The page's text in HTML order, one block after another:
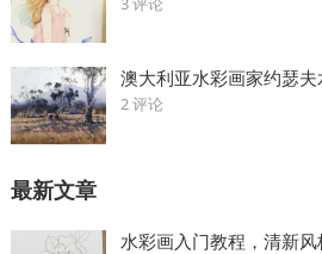
澳大利亚水彩画家约瑟
2 评论
最新文章
水彩画入门教程，清新